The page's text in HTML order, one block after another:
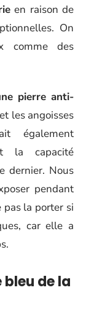
en raison de
On
comme des
pierre anti-
les angoisses
également
la capacité
dernier. Nous
pendant
la porter si
car elle a
de la